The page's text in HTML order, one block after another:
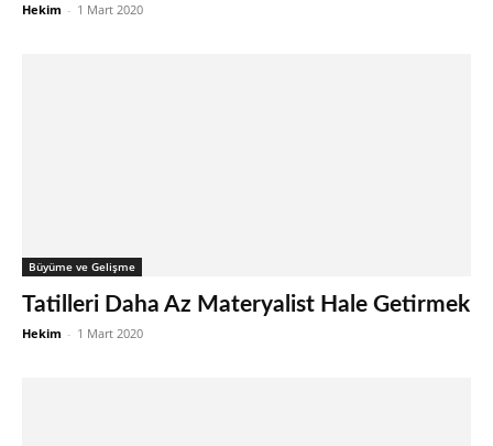
Hekim - 1 Mart 2020
Büyüme ve Gelişme
Tatilleri Daha Az Materyalist Hale Getirmek
Hekim - 1 Mart 2020